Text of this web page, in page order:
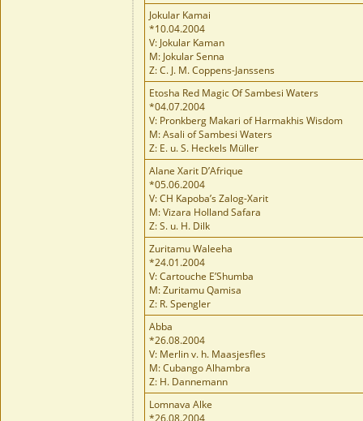
Jokular Kamai
*10.04.2004
V: Jokular Kaman
M: Jokular Senna
Z: C. J. M. Coppens-Janssens
Etosha Red Magic Of Sambesi Waters
*04.07.2004
V: Pronkberg Makari of Harmakhis Wisdom
M: Asali of Sambesi Waters
Z: E. u. S. Heckels Müller
Alane Xarit D’Afrique
*05.06.2004
V: CH Kapoba’s Zalog-Xarit
M: Vizara Holland Safara
Z: S. u. H. Dilk
Zuritamu Waleeha
*24.01.2004
V: Cartouche E’Shumba
M: Zuritamu Qamisa
Z: R. Spengler
Abba
*26.08.2004
V: Merlin v. h. Maasjesfles
M: Cubango Alhambra
Z: H. Dannemann
Lomnava Alke
*26.08.2004